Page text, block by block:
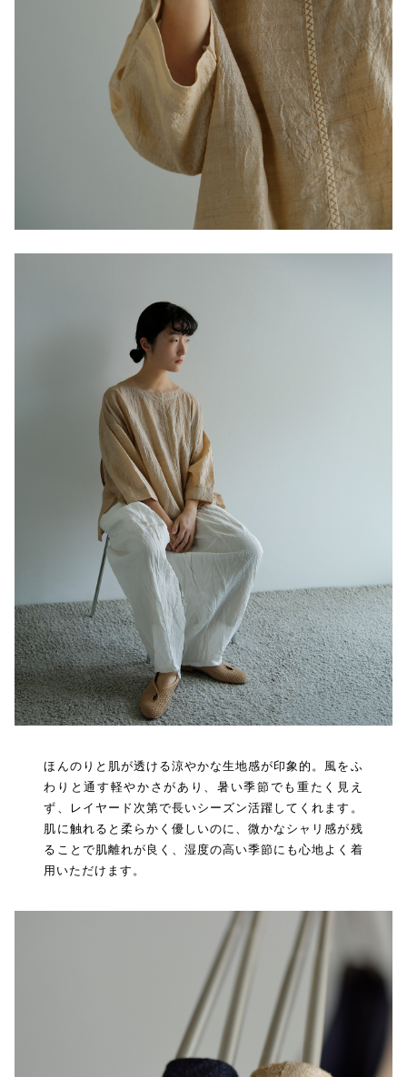
ほんのりと肌が透ける涼やかな生地感が印象的。風をふ
わりと通す軽やかさがあり、暑い季節でも重たく見え
ず、レイヤード次第で長いシーズン活躍してくれます。
肌に触れると柔らかく優しいのに、微かなシャリ感が残
ることで肌離れが良く、湿度の高い季節にも心地よく着
用いただけます。